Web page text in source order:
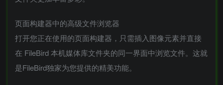
页面构建器中的高级文件浏览器
打开您正在使用的页面构建器，只需插入图像元素并直接
在 FileBird 本机媒体库文件夹的同一界面中浏览文件。这就
是FileBird独家为您提供的精美功能。